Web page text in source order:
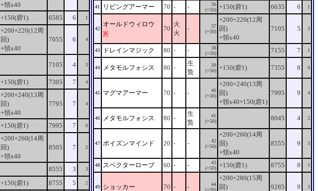
+領x40
+150(砦1) 6585 6 1
+200+220(12周
回)
+領x40
7055 6 4
7105 4 3
+150(砦1) 7305 7 4
+200+240(13周
回)
+領x40
7795 7 4
+150(砦1) 7995 7 0
+200+260(14周
回)
+領x40
8505 7 2
8555 3 3
+150(砦1) 8755 5 2
41 リビングアーマー 70 - -
36
(+50) +150(砦1) 6635 6 1
42
オールドウィロウ
※
70
火
火
-
37
(+50)
+200+220(12周
回)
+領x40
7105 5 3
43 ドレインマジック 80 - -
38
(+50)
7155 7 1
44 メタモルフォシス 80 -
生
贄
39
(+50) +150(砦1) 7355 8 0
45 マグマアーマー 70 - -
40
(+50)
+200+240(13周
回)
+領x40+150(砦1)
7995 9 4
46 メタモルフォシス 80 -
生
贄
41
(+50)
8045 4 2
47 ポイズンマインド 20 - -
42
(+50)
+200+260(14周
回)
+領x40
8555 9 3
48 スペクターローブ 60 - -
43
(+50) +150(砦1) 8755 8 1
49 ショッカー 70 - -
44
(+50)
+200+280(15周
回)
9285 9 3